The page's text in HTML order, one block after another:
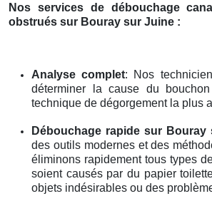
Nos services de débouchage
obstrués sur Bouray sur Juine :
Analyse complet: Nos
déterminer la cause du
technique de dégorgement la plus
Débouchage rapide sur Bouray
des outils modernes et des
éliminons rapidement tous types
soient causés par du papier
objets indésirables ou des